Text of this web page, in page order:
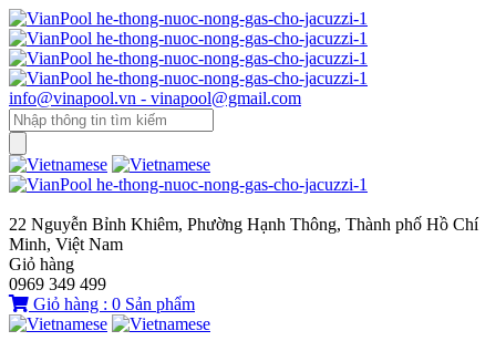
info@vinapool.vn - vinapool@gmail.com
22 Nguyễn Bỉnh Khiêm, Phường Hạnh Thông, Thành phố Hồ Chí
Minh, Việt Nam
Giỏ hàng
0969 349 499
Giỏ hàng : 0 Sản phẩm